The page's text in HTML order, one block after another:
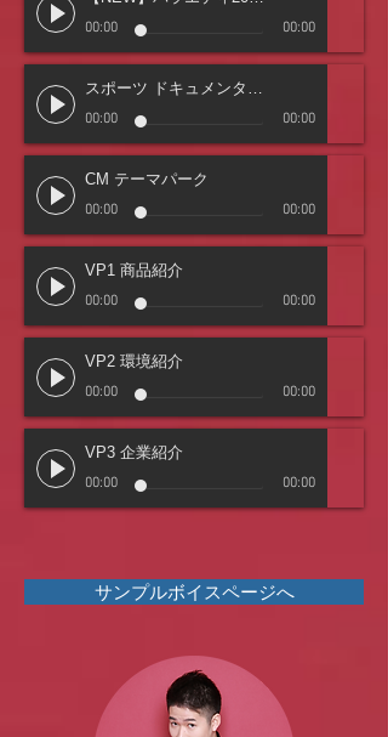
00:00 00:00
スポーツ ドキュメンタリー
00:00 00:00
CM テーマパーク
00:00 00:00
VP1 商品紹介
00:00 00:00
VP2 環境紹介
00:00 00:00
VP3 企業紹介
00:00 00:00
サンプルボイスページへ